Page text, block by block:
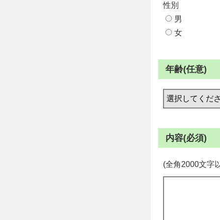
性別
男
女
年齢(任意)
内容(必須)
(全角2000文字